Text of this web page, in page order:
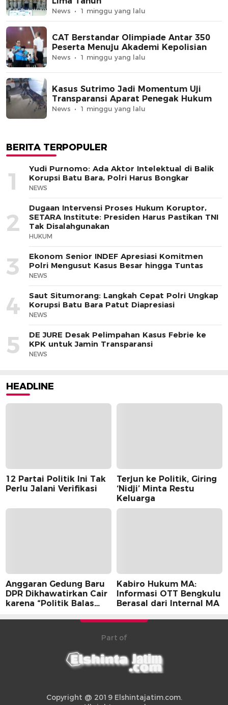
News 1 minggu yang lalu
CAT Berstandar Olimpiade Antar 350
Peserta Menuju Akademi Kepolisian
News 1 minggu yang lalu
Kasus Sutrimo Jadi Momentum Uji
Transparansi Aparat Penegak Hukum
News 1 minggu yang lalu
BERITA TERPOPULER
1
Yudi Purnomo: Ada Aktor Intelektual di Balik
Korupsi Batu Bara, Polri Harus Bongkar
NEWS
2
Dugaan Intervensi Proses Hukum Koruptor,
SETARA Institute: Presiden Harus Pastikan TNI
Tak Disalahgunakan
HUKUM
3
Ekonom Senior INDEF Apresiasi Komitmen
Polri Mengusut Kasus Besar hingga Tuntas
NEWS
4
Saut Situmorang: Langkah Cepat Polri Ungkap
Korupsi Batu Bara Patut Diapresiasi
NEWS
5
DE JURE Desak Pelimpahan Kasus Febrie ke
KPK untuk Jamin Transparansi
NEWS
HEADLINE
12 Partai Politik Ini Tak
Perlu Jalani Verifikasi
Terjun ke Politik, Giring
‘Nidji’ Minta Restu
Keluarga
Anggaran Gedung Baru
DPR Dikhawatirkan Cair
karena “Politik Balas
Kabiro Hukum MA:
Informasi OTT Bengkulu
Berasal dari Internal MA
Part of
Copyright @ 2019 Elshintajatim.com.